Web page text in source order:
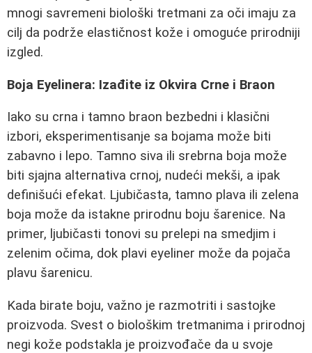
mnogi savremeni biološki tretmani za oči imaju za
cilj da podrže elastičnost kože i omoguće prirodniji
izgled.
Boja Eyelinera: Izađite iz Okvira Crne i Braon
Iako su crna i tamno braon bezbedni i klasični
izbori, eksperimentisanje sa bojama može biti
zabavno i lepo. Tamno siva ili srebrna boja može
biti sjajna alternativa crnoj, nudeći mekši, a ipak
definišući efekat. Ljubičasta, tamno plava ili zelena
boja može da istakne prirodnu boju šarenice. Na
primer, ljubičasti tonovi su prelepi na smedjim i
zelenim očima, dok plavi eyeliner može da pojača
plavu šarenicu.
Kada birate boju, važno je razmotriti i sastojke
proizvoda. Svest o biološkim tretmanima i prirodnoj
negi kože podstakla je proizvođače da u svoje